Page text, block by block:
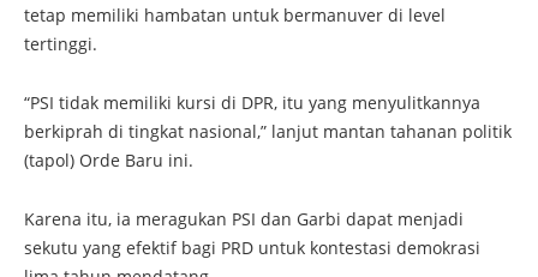
tetap memiliki hambatan untuk bermanuver di level
tertinggi.
“PSI tidak memiliki kursi di DPR, itu yang menyulitkannya
berkiprah di tingkat nasional,” lanjut mantan tahanan politik
(tapol) Orde Baru ini.
Karena itu, ia meragukan PSI dan Garbi dapat menjadi
sekutu yang efektif bagi PRD untuk kontestasi demokrasi